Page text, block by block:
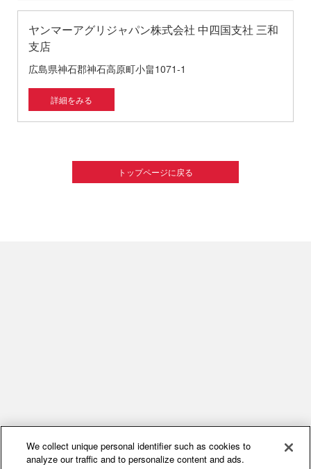
ヤンマーアグリジャパン株式会社 中四国支社 三和
支店
広島県神石郡神石高原町小畠1071-1
詳細をみる
トップページに戻る
We collect unique personal identifier such as cookies to
analyze our traffic and to personalize content and ads.